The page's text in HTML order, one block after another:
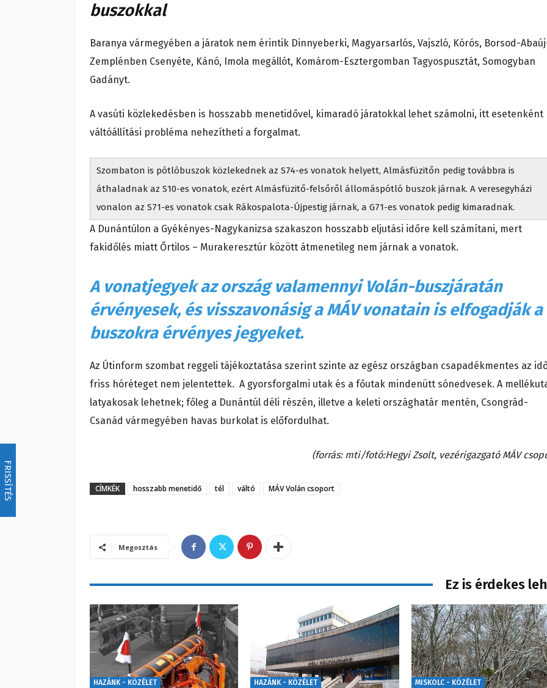
FRISSÍTÉS
buszokkal
Baranya vármegyében a járatok nem érintik Dinnyeberki, Magyarsarlós, Vajszló, Kórós, Borsod-
Zemplénben Csenyéte, Kánó, Imola megállót, Komárom-Esztergomban Tagyospusztát, Somogyban
Gadányt.
A vasúti közlekedésben is hosszabb menetidővel, kimaradó járatokkal lehet számolni, itt esetenként
váltóállítási probléma nehezítheti a forgalmat.
Szombaton is pótlóbuszok közlekednek az S74-es vonatok helyett, Almásfüzitőn pedig továbbra is
áthaladnak az S10-es vonatok, ezért Almásfüzitő-felsőről állomáspótló buszok járnak. A veresegyházi
vonalon az S71-es vonatok csak Rákospalota-Újpestig járnak, a G71-es vonatok pedig kimaradnak.
A Dunántúlon a Gyékényes-Nagykanizsa szakaszon hosszabb eljutási időre kell számítani, mert
fakidőlés miatt Őrtilos – Murakeresztúr között átmenetileg nem járnak a vonatok.
A vonatjegyek az ország valamennyi Volán-buszjáratán
érvényesek, és visszavonásig a MÁV vonatain is elfogadják a
buszokra érvényes jegyeket.
Az Útinform szombat reggeli tájékoztatása szerint szinte az egész országban csapadékmentes az
friss hóréteget nem jelentettek. A gyorsforgalmi utak és a főutak mindenütt sónedvesek. A
latyakosak lehetnek; főleg a Dunántúl déli részén, illetve a keleti országhatár mentén, Csongrád-
Csanád vármegyében havas burkolat is előfordulhat.
(forrás: mti/fotó:Hegyi Zsolt, vezérigazgató MÁV
CÍMKÉK hosszabb menetidő tél váltó MÁV Volán csoport
Megosztás
Ez is érdekes
HAZÁNK - KÖZÉLET HAZÁNK - KÖZÉLET MISKOLC - KÖZÉLET